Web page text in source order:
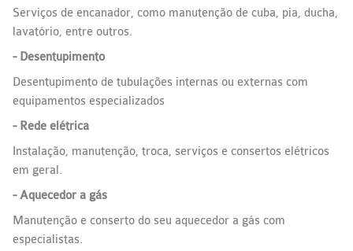
Serviços de encanador, como manutenção de cuba, pia, ducha,
lavatório, entre outros.
- Desentupimento
Desentupimento de tubulações internas ou externas com
equipamentos especializados
- Rede elétrica
Instalação, manutenção, troca, serviços e consertos elétricos
em geral.
- Aquecedor a gás
Manutenção e conserto do seu aquecedor a gás com
especialistas.